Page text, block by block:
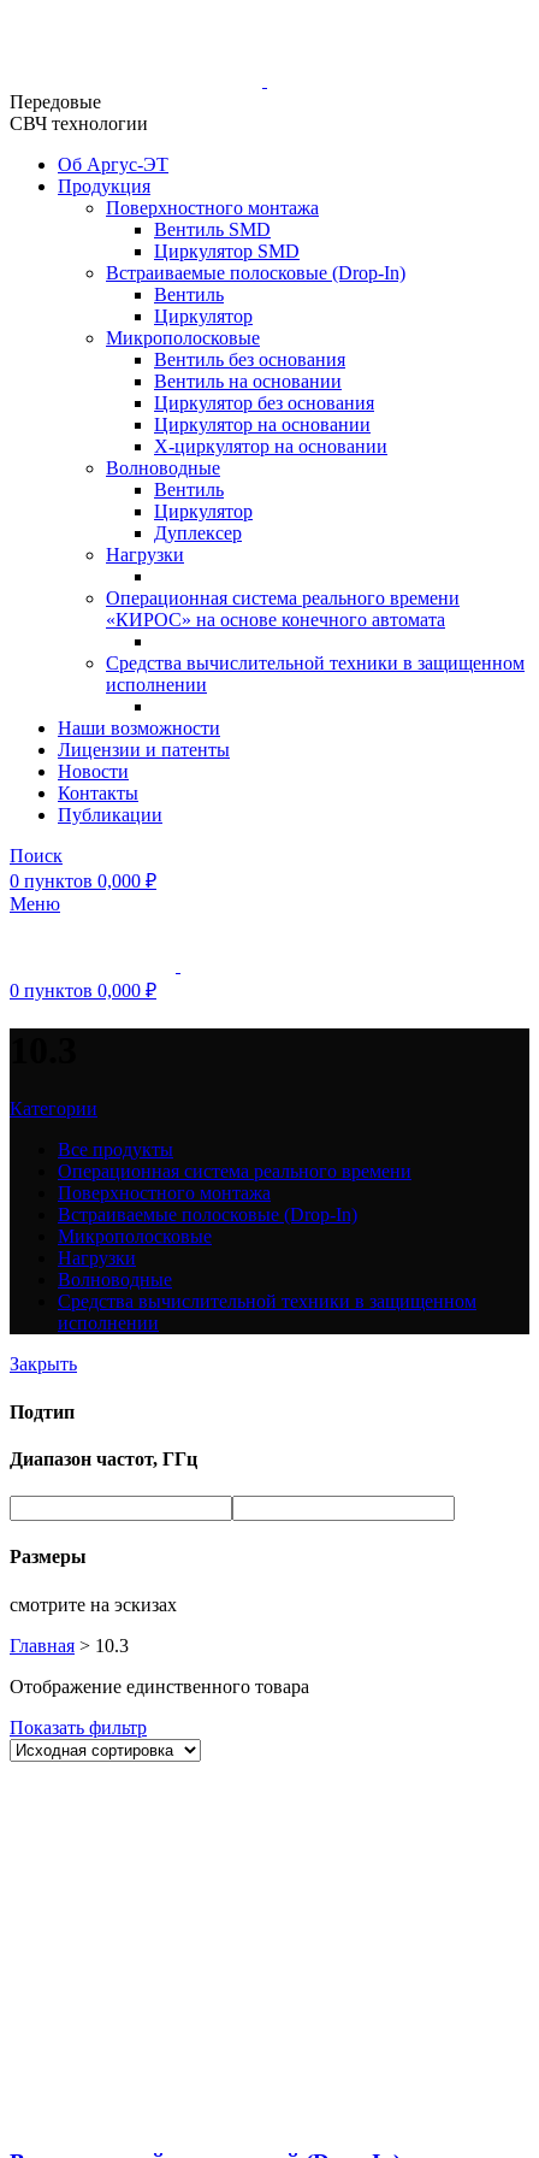
Передовые
СВЧ технологии
Об Аргус-ЭТ
Продукция
Поверхностного монтажа
Вентиль SMD
Циркулятор SMD
Встраиваемые полосковые (Drop-In)
Вентиль
Циркулятор
Микрополосковые
Вентиль без основания
Вентиль на основании
Циркулятор без основания
Циркулятор на основании
Х-циркулятор на основании
Волноводные
Вентиль
Циркулятор
Дуплексер
Нагрузки
Операционная система реального времени
«КИРОС» на основе конечного автомата
Средства вычислительной техники в защищенном
исполнении
Наши возможности
Лицензии и патенты
Новости
Контакты
Публикации
Поиск
0 пунктов 0,000 ₽
Меню
0 пунктов 0,000 ₽
Категории
Все продукты
Операционная система реального времени
Поверхностного монтажа
Встраиваемые полосковые (Drop-In)
Микрополосковые
Нагрузки
Волноводные
Средства вычислительной техники в защищенном
исполнении
Закрыть
Подтип
Диапазон частот, ГГц
Размеры
смотрите на эскизах
Главная > 10.3
Отображение единственного товара
Показать фильтр